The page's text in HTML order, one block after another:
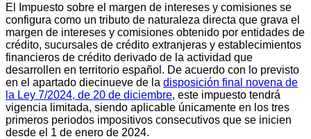
El Impuesto sobre el margen de intereses y comisiones se
configura como un tributo de naturaleza directa que grava el
margen de intereses y comisiones obtenido por entidades de
crédito, sucursales de crédito extranjeras y establecimientos
financieros de crédito derivado de la actividad que
desarrollen en territorio español. De acuerdo con lo previsto
en el apartado diecinueve de la disposición final novena de
la Ley 7/2024, de 20 de diciembre, este impuesto tendrá
vigencia limitada, siendo aplicable únicamente en los tres
primeros periodos impositivos consecutivos que se inicien
desde el 1 de enero de 2024.